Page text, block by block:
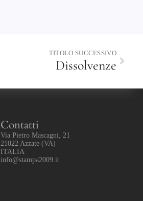
TITOLO SUCCESSIVO
Dissolvenze
Contatti
Via Pietro Mascagni, 21
21022 Azzate (VA)
ITALIA
info@stampa2009.it